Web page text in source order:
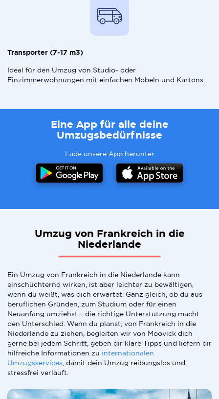
Transporter (7-17 m3)
Ideal für den Umzug von Studio- oder
Einzimmerwohnungen mit einfachen Möbeln und Kartons.
Eine App für alle deine
Umzugsbedürfnisse
Lade unsere App herunter
Umzug von Frankreich in die
Niederlande
Ein Umzug von Frankreich in die Niederlande kann
einschüchternd wirken, ist aber leichter zu bewältigen,
wenn du weißt, was dich erwartet. Ganz gleich, ob du aus
beruflichen Gründen, zum Studium oder für einen
Neuanfang umziehst – die richtige Unterstützung macht
den Unterschied. Wenn du planst, von Frankreich in die
Niederlande zu ziehen, begleiten wir von Moovick dich
gerne bei jedem Schritt, geben dir klare Tipps und liefern dir
hilfreiche Informationen zu internationalen
Umzugsservices , damit dein Umzug reibungslos und
stressfrei verläuft.